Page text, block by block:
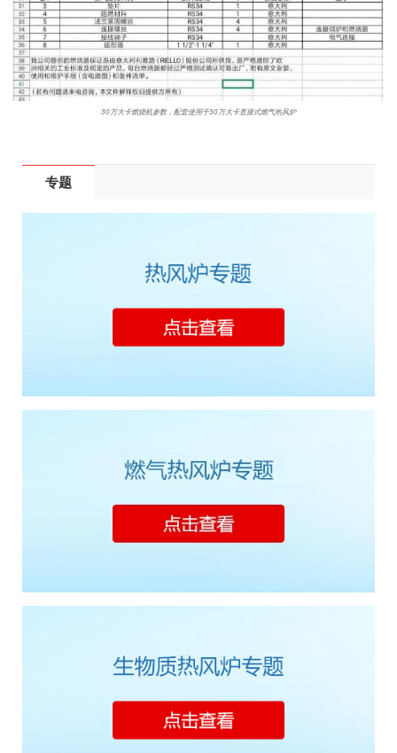
30万大卡燃烧机参数，配套使用于30万大卡直接式燃气热风炉
专题